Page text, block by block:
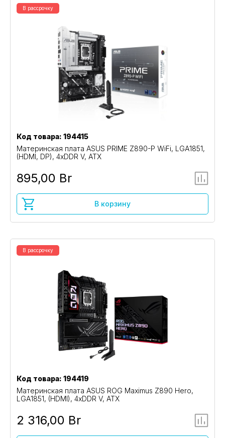
В рассрочку
Код товара: 194415
Материнская плата ASUS PRIME Z890-P WiFi, LGA1851,
(HDMI, DP), 4xDDR V, ATX
895,00 Br
В корзину
В рассрочку
Код товара: 194419
Материнская плата ASUS ROG Maximus Z890 Hero,
LGA1851, (HDMI), 4xDDR V, ATX
2 316,00 Br